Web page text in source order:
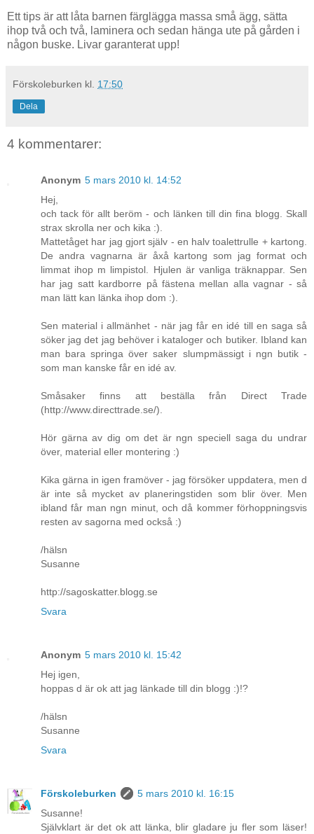
Ett tips är att låta barnen färglägga massa små ägg, sätta
ihop två och två, laminera och sedan hänga ute på gården i
någon buske. Livar garanterat upp!
Förskoleburken kl. 17:50
Dela
4 kommentarer:
Anonym 5 mars 2010 kl. 14:52
Hej,
och tack för allt beröm - och länken till din fina blogg. Skall
strax skrolla ner och kika :).
Mattetåget har jag gjort själv - en halv toalettrulle + kartong.
De andra vagnarna är åxå kartong som jag format och
limmat ihop m limpistol. Hjulen är vanliga träknappar. Sen
har jag satt kardborre på fästena mellan alla vagnar - så
man lätt kan länka ihop dom :).
Sen material i allmänhet - när jag får en idé till en saga så
söker jag det jag behöver i kataloger och butiker. Ibland kan
man bara springa över saker slumpmässigt i ngn butik -
som man kanske får en idé av.
Småsaker finns att beställa från Direct Trade
(http://www.directtrade.se/).
Hör gärna av dig om det är ngn speciell saga du undrar
över, material eller montering :)
Kika gärna in igen framöver - jag försöker uppdatera, men d
är inte så mycket av planeringstiden som blir över. Men
ibland får man ngn minut, och då kommer förhoppningsvis
resten av sagorna med också :)
/hälsn
Susanne
http://sagoskatter.blogg.se
Svara
Anonym 5 mars 2010 kl. 15:42
Hej igen,
hoppas d är ok att jag länkade till din blogg :)!?
/hälsn
Susanne
Svara
Förskoleburken
5 mars 2010 kl. 16:15
Susanne!
Självklart är det ok att länka, blir gladare ju fler som läser!